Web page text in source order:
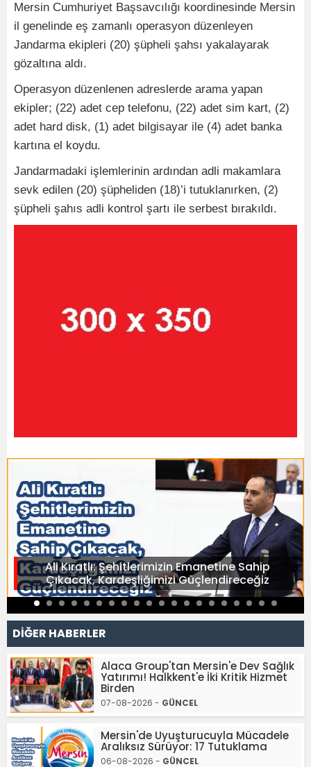
Mersin Cumhuriyet Başsavcılığı koordinesinde Mersin
il genelinde eş zamanlı operasyon düzenleyen
Jandarma ekipleri (20) şüpheli şahsı yakalayarak
gözaltına aldı.
Operasyon düzenlenen adreslerde arama yapan
ekipler; (22) adet cep telefonu, (22) adet sim kart, (2)
adet hard disk, (1) adet bilgisayar ile (4) adet banka
kartına el koydu.
Jandarmadaki işlemlerinin ardından adli makamlara
sevk edilen (20) şüpheliden (18)’i tutuklanırken, (2)
şüpheli şahıs adli kontrol şartı ile serbest bırakıldı.
Ali Kıratlı: Şehitlerimizin Emanetine Sahip
Çıkacak, Kardeşliğimizi Güçlendireceğiz
DİĞER HABERLER
Alaca Group'tan Mersin'e Dev Sağlık
Yatırımı! Halkkent'e İki Kritik Hizmet
Birden
07-08-2026 - GÜNCEL
Mersin'de Uyuşturucuyla Mücadele
Aralıksız Sürüyor: 17 Tutuklama
06-08-2026 - GÜNCEL